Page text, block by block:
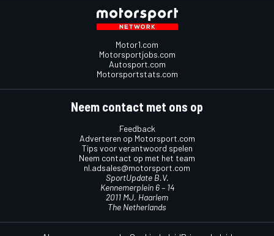
Motor1.com
Motorsportjobs.com
Autosport.com
Motorsportstats.com
Neem contact met ons op
Feedback
Adverteren op Motorsport.com
Tips voor verantwoord spelen
Neem contact op met het team
nl.adsales@motorsport.com
SportUpdate B.V.
Kennemerplein 6 – 14
2011 MJ, Haarlem
The Netherlands